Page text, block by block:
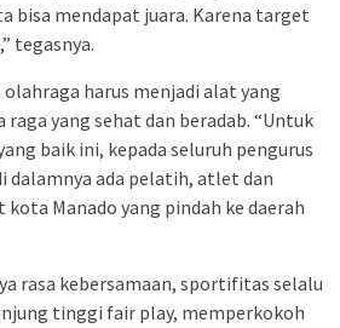
bisa mendapat juara. Karena target
tegasnya.
harus menjadi alat yang
yang sehat dan beradab. “Untuk
baik ini, kepada seluruh pengurus
dalamnya ada pelatih, atlet dan
Manado yang pindah ke daerah
rasa kebersamaan, sportifitas selalu
tinggi fair play, memperkokoh